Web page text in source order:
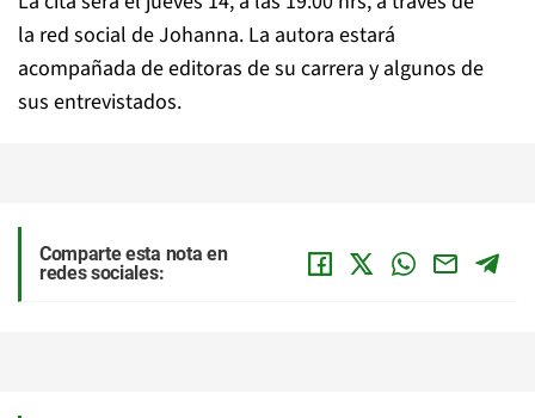
la red social de Johanna. La autora estará
acompañada de editoras de su carrera y algunos de
sus entrevistados.
Comparte esta nota en
redes sociales: